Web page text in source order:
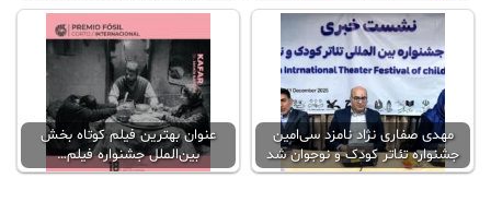
مهدی صفاری نژاد نامزد سی‌امین
جشنواره تئاتر کودک و نوجوان شد
عنوان بهترین فیلم کوتاه بخش
بین‌الملل جشنواره فیلم…